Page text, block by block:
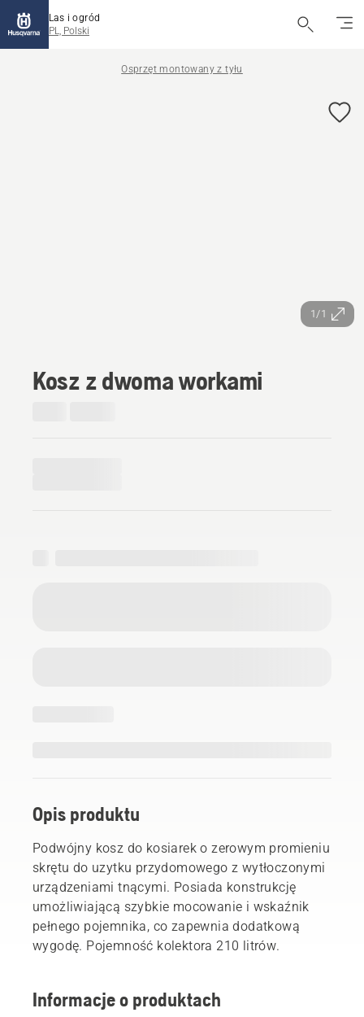
Las i ogród
PL, Polski
Osprzęt montowany z tyłu
1/1
Kosz z dwoma workami
Opis produktu
Podwójny kosz do kosiarek o zerowym promieniu
skrętu do uzytku przydomowego z wytłoczonymi
urządzeniami tnącymi. Posiada konstrukcję
umożliwiającą szybkie mocowanie i wskaźnik
pełnego pojemnika, co zapewnia dodatkową
wygodę. Pojemność kolektora 210 litrów.
Informacje o produktach